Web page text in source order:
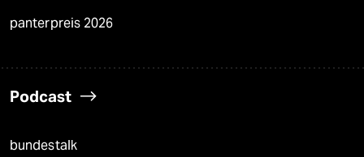
panterpreis 2026
Podcast
bundestalk